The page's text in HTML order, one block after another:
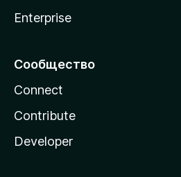
Enterprise
Сообщество
Connect
Contribute
Developer